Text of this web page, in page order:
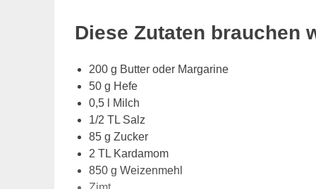
Diese Zutaten brauchen
200 g Butter oder Margarine
50 g Hefe
0,5 l Milch
1/2 TL Salz
85 g Zucker
2 TL Kardamom
850 g Weizenmehl